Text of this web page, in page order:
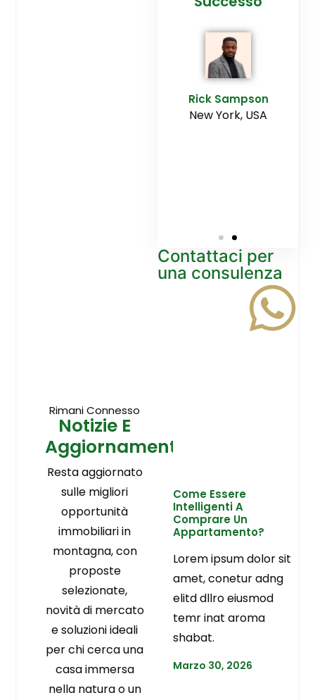
Rick Sampson
New York, USA
Contattaci per
una consulenza
Rimani Connesso
Notizie E
Aggiornamenti
Resta aggiornato
sulle migliori
opportunità
immobiliari in
montagna, con
proposte
selezionate,
novità di mercato
e soluzioni ideali
per chi cerca una
casa immersa
nella natura o un
Come Essere
Intelligenti A
Comprare Un
Appartamento?
Lorem ipsum dolor sit
amet, conetur adng
elitd dllro eiusmod
temr inat aroma
shabat.
Marzo 30, 2026